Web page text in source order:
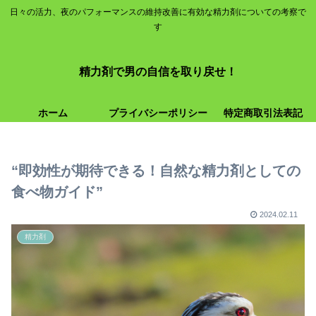
日々の活力、夜のパフォーマンスの維持改善に有効な精力剤についての考察で
す
精力剤で男の自信を取り戻せ！
ホーム プライバシーポリシー 特定商取引法表記
“即効性が期待できる！自然な精力剤としての
食べ物ガイド”
2024.02.11
精力剤